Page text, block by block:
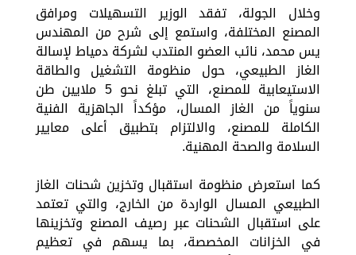
وخلال الجولة، تفقد الوزير التسهيلات ومرافق
المصنع المختلفة، واستمع إلى شرح من المهندس
يس محمد، نائب العضو المنتدب لشركة دمياط لإسالة
الغاز الطبيعي، حول منظومة التشغيل والطاقة
الاستيعابية للمصنع، التي تبلغ نحو 5 ملايين طن
سنوياً من الغاز المسال، مؤكداً الجاهزية الفنية
الكاملة للمصنع، والالتزام بتطبيق أعلى معايير
السلامة والصحة المهنية.
كما استعرض منظومة استقبال وتخزين شحنات الغاز
الطبيعي المسال الواردة من الخارج، والتي تعتمد
على استقبال الشحنات عبر رصيف المصنع وتخزينها
في الخزانات المخصصة، بما يسهم في تعظيم